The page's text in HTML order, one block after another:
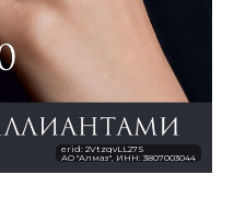
erid: 2VtzqvLL27S
АО "Алмаз", ИНН: 3807003044